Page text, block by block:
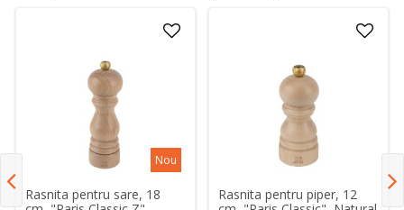
Nou
Rasnita pentru sare, 18
Rasnita pentru piper, 12